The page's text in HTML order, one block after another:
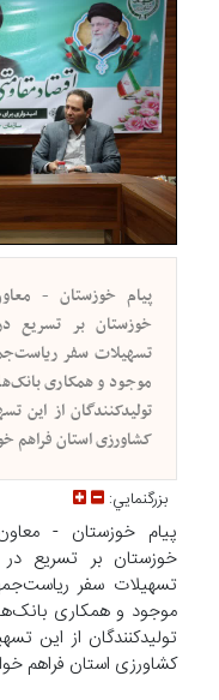
پیام خوزستان -
خوزستان بر تسریع
تسهیلات سفر
موجود و همکاری
تولیدکنندگان از این
کشاورزی استان فراهم
بزرگنمايي:
پیام خوزستان -
خوزستان بر تسریع
تسهیلات سفر
موجود و همکاری
تولیدکنندگان از این
کشاورزی استان فراهم